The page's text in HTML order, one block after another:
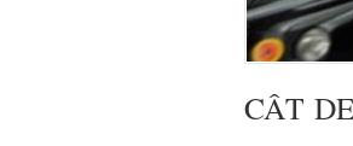
CÂT